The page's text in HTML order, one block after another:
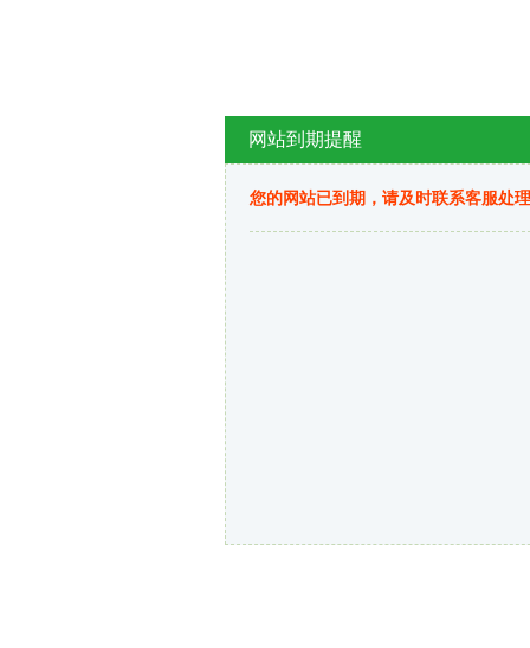
网站到期提醒
您的网站已到期，请及时联系客服处理